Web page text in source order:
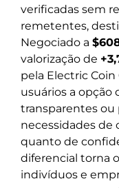
verificadas sem
remetentes,
Negociado a
valorização de
pela Electric Coin
usuários a opção
transparentes ou
necessidades de
quanto de
diferencial torna
indivíduos e